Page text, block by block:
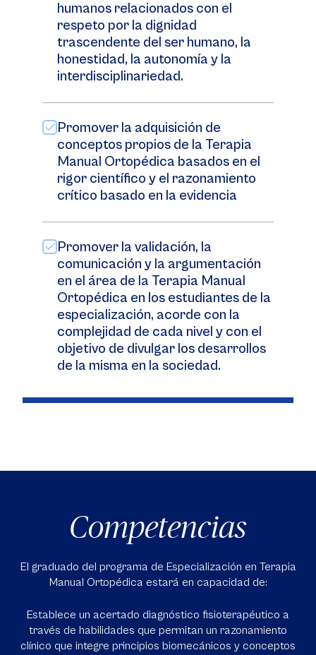
humanos relacionados con el
respeto por la dignidad
trascendente del ser humano, la
honestidad, la autonomía y la
interdisciplinariedad.
Promover la adquisición de
conceptos propios de la Terapia
Manual Ortopédica basados en el
rigor científico y el razonamiento
crítico basado en la evidencia
Promover la validación, la
comunicación y la argumentación
en el área de la Terapia Manual
Ortopédica en los estudiantes de la
especialización, acorde con la
complejidad de cada nivel y con el
objetivo de divulgar los desarrollos
de la misma en la sociedad.
Competencias
El graduado del programa de Especialización en Terapia
Manual Ortopédica estará en capacidad de:
Establece un acertado diagnóstico fisioterapéutico a
través de habilidades que permitan un razonamiento
clínico que integre principios biomecánicos y conceptos